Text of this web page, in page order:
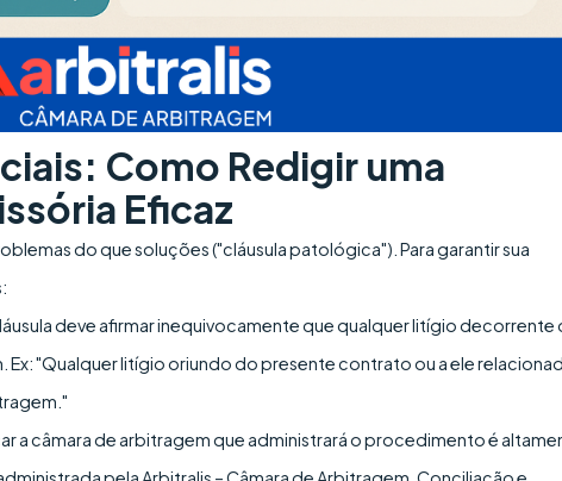
Como Redigir uma
Eficaz
do que soluções ("cláusula patológica"). Para garantir sua
deve afirmar inequivocamente que qualquer litígio decorrente
"Qualquer litígio oriundo do presente contrato ou a ele
a câmara de arbitragem que administrará o procedimento é